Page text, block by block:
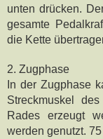
unten drücken.
gesamte
die Kette
2. Zugphase
In der Zugphase
Streckmuskel
Rades erzeugt
werden genutzt.